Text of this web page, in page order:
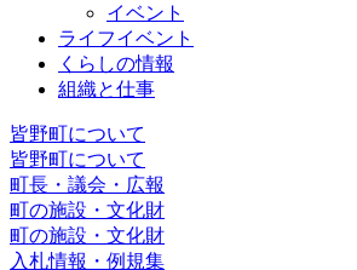
イベント
ライフイベント
くらしの情報
組織と仕事
皆野町について
皆野町について
町長・議会・広報
町の施設・文化財
町の施設・文化財
入札情報・例規集